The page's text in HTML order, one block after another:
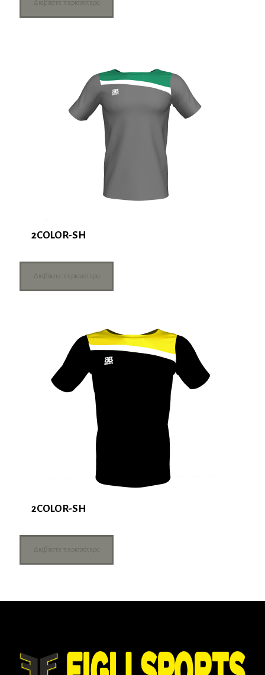
Διαβάστε περισσότερα
2COLOR-SH
Διαβάστε περισσότερα
2COLOR-SH
Διαβάστε περισσότερα